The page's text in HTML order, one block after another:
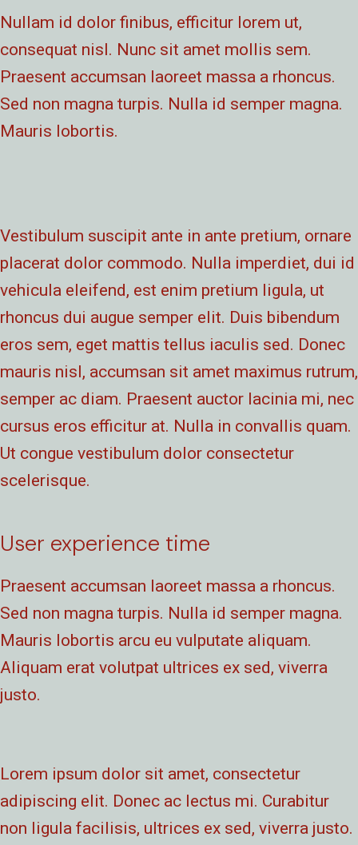
Nullam id dolor finibus, efficitur lorem ut,
consequat nisl. Nunc sit amet mollis sem.
Praesent accumsan laoreet massa a rhoncus.
Sed non magna turpis. Nulla id semper magna.
Mauris lobortis.
Vestibulum suscipit ante in ante pretium, ornare
placerat dolor commodo. Nulla imperdiet, dui id
vehicula eleifend, est enim pretium ligula, ut
rhoncus dui augue semper elit. Duis bibendum
eros sem, eget mattis tellus iaculis sed. Donec
mauris nisl, accumsan sit amet maximus rutrum,
semper ac diam. Praesent auctor lacinia mi, nec
cursus eros efficitur at. Nulla in convallis quam.
Ut congue vestibulum dolor consectetur
scelerisque.
User experience time
Praesent accumsan laoreet massa a rhoncus.
Sed non magna turpis. Nulla id semper magna.
Mauris lobortis arcu eu vulputate aliquam.
Aliquam erat volutpat ultrices ex sed, viverra
justo.
Lorem ipsum dolor sit amet, consectetur
adipiscing elit. Donec ac lectus mi. Curabitur
non ligula facilisis, ultrices ex sed, viverra justo.